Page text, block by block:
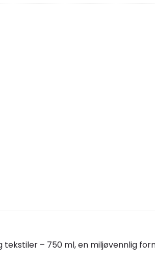
– 750 ml, en miljøvennlig